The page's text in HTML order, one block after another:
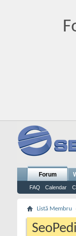
Forum
FAQ Calendar
Listă Membru